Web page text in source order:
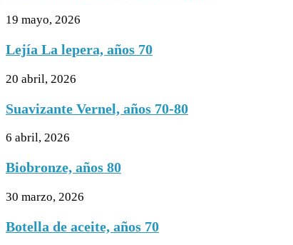
19 mayo, 2026
Lejía La lepera, años 70
20 abril, 2026
Suavizante Vernel, años 70-80
6 abril, 2026
Biobronze, años 80
30 marzo, 2026
Botella de aceite, años 70